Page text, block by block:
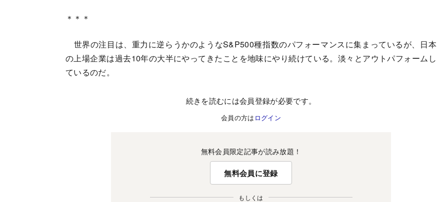
＊＊＊
世界の注目は、重力に逆らうかのようなS&P500種指数のパフォーマンスに集まっているが、日本
の上場企業は過去10年の大半にやってきたことを地味にやり続けている。淡々とアウトパフォームし
ているのだ。
続きを読むには会員登録が必要です。
会員の方は ログイン
無料会員限定記事が読み放題！
無料会員に登録
もしくは